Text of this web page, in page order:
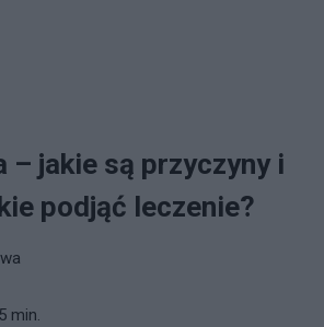
– jakie są przyczyny i
podjąć leczenie?
min.